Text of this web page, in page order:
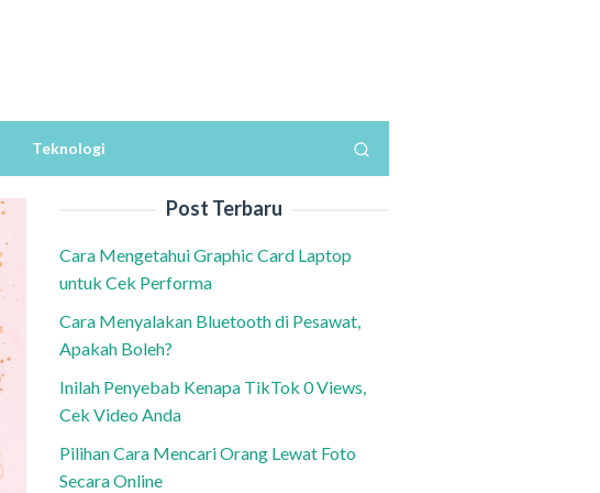
Teknologi
Post Terbaru
Cara Mengetahui Graphic Card Laptop
untuk Cek Performa
Cara Menyalakan Bluetooth di Pesawat,
Apakah Boleh?
Inilah Penyebab Kenapa TikTok 0 Views,
Cek Video Anda
Pilihan Cara Mencari Orang Lewat Foto
Secara Online